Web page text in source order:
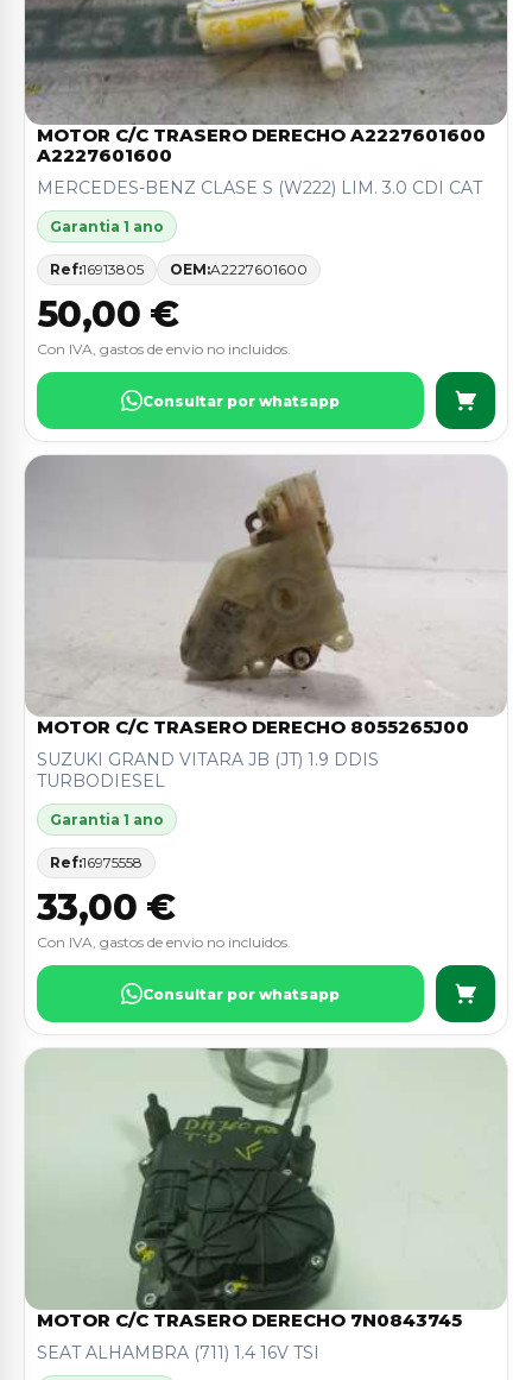
MOTOR C/C TRASERO DERECHO A2227601600
A2227601600
MERCEDES-BENZ CLASE S (W222) LIM. 3.0 CDI CAT
Garantia 1 ano
Ref:16913805 OEM:A2227601600
50,00 €
Con IVA, gastos de envio no incluidos.
Consultar por whatsapp
MOTOR C/C TRASERO DERECHO 8055265J00
SUZUKI GRAND VITARA JB (JT) 1.9 DDIS
TURBODIESEL
Garantia 1 ano
Ref:16975558
33,00 €
Con IVA, gastos de envio no incluidos.
Consultar por whatsapp
MOTOR C/C TRASERO DERECHO 7N0843745
SEAT ALHAMBRA (711) 1.4 16V TSI